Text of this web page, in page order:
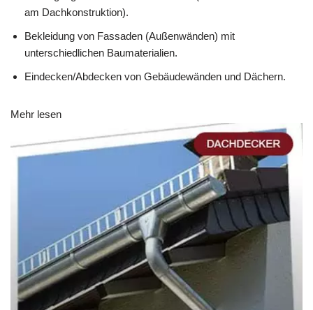
am Dachkonstruktion).
Bekleidung von Fassaden (Außenwänden) mit
unterschiedlichen Baumaterialien.
Eindecken/Abdecken von Gebäudewänden und Dächern.
Mehr lesen